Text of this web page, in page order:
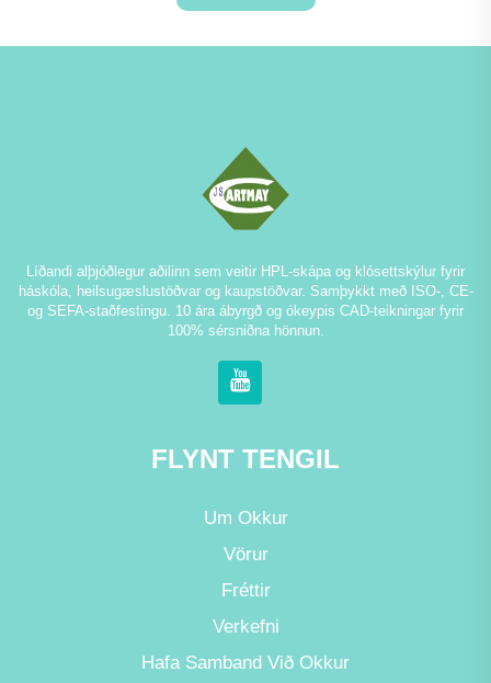
Líðandi alþjóðlegur aðilinn sem veitir HPL-skápa og klósettskýlur fyrir
háskóla, heilsugæslustöðvar og kaupstöðvar. Samþykkt með ISO-, CE-
og SEFA-staðfestingu. 10 ára ábyrgð og ókeypis CAD-teikningar fyrir
100% sérsniðna hönnun.
FLYNT TENGIL
Um Okkur
Vörur
Fréttir
Verkefni
Hafa Samband Við Okkur